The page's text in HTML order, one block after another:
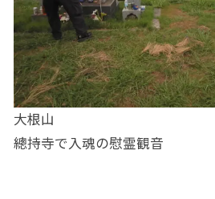
大根山
總持寺で入魂の慰霊観音